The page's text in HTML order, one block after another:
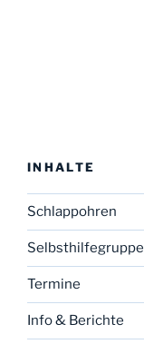
INHALTE
Schlappohren
Selbsthilfegruppe
Termine
Info & Berichte